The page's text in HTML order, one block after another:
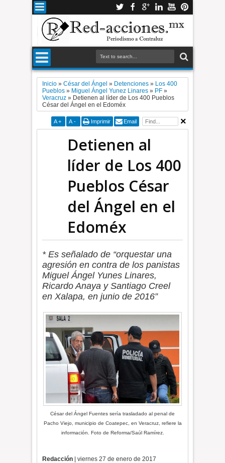
Inicio »César del Ángel » Detenciones » Los 400
Pueblos » Miguel Ángel Yunez Linares » PF »
Veracruz » Detienen al líder de Los 400 Pueblos
César del Ángel en el Edoméx
A + A - Imprimir Email
Detienen al
líder de Los 400
Pueblos César
del Ángel en el
Edoméx
* Es señalado de “orquestar una
agresión en contra de los panistas
Miguel Ángel Yunes Linares,
Ricardo Anaya y Santiago Creel
en Xalapa, en junio de 2016”
César del Ángel Fuentes sería trasladado al penal de
Pacho Viejo, municipio de Coatepec, en Veracruz, refiere la
información. Foto de Reforma/Saúl Ramírez.
Redacción | viernes 27 de enero de 2017